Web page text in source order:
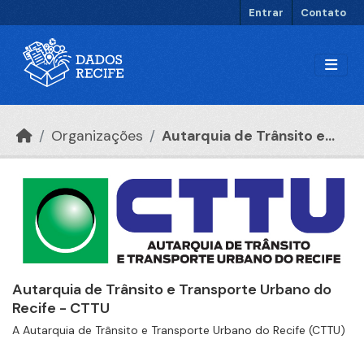
Entrar Contato
Organizações Autarquia de Trânsito e...
Autarquia de Trânsito e Transporte Urbano do
Recife - CTTU
A Autarquia de Trânsito e Transporte Urbano do Recife (CTTU)